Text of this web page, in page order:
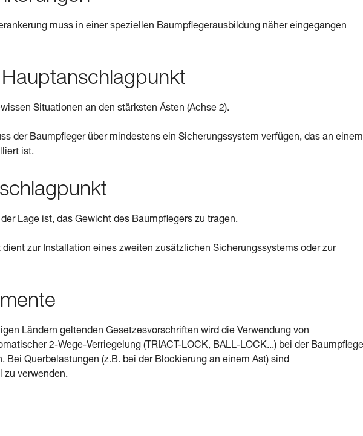
muss in einer speziellen Baumpflegerausbildung näher eingegangen
Situationen an den stärksten Ästen (Achse 2).
der Baumpfleger über mindestens ein Sicherungssystem verfügen, das an einem
ist.
Lage ist, das Gewicht des Baumpflegers zu tragen.
zur Installation eines zweiten zusätzlichen Sicherungssystems oder zur
Ländern geltenden Gesetzesvorschriften wird die Verwendung von
2-Wege-Verriegelung (TRIACT-LOCK, BALL-LOCK...) bei der Baumpflege
Bei Querbelastungen (z.B. bei der Blockierung an einem Ast) sind
zu verwenden.